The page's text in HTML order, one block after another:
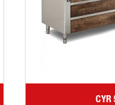
CYR